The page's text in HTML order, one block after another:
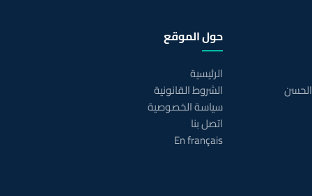
حول الموقع
الرئيسية
الشروط القانونية
سياسة الخصوصية
اتصل بنا
En français